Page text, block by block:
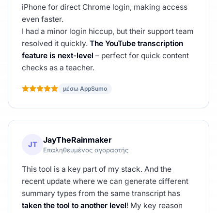
iPhone for direct Chrome login, making access
even faster.
I had a minor login hiccup, but their support team
resolved it quickly. The YouTube transcription
feature is next-level – perfect for quick content
checks as a teacher.
μέσω AppSumo
JT JayTheRainmaker
Επαληθευμένος αγοραστής
This tool is a key part of my stack. And the
recent update where we can generate different
summary types from the same transcript has
taken the tool to another level! My key reason